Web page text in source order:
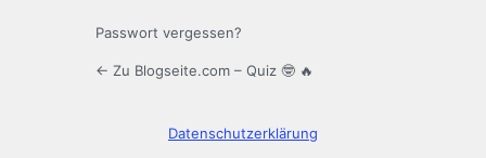
Passwort vergessen?
← Zu Blogseite.com – Quiz 🤓 🔥
Datenschutzerklärung